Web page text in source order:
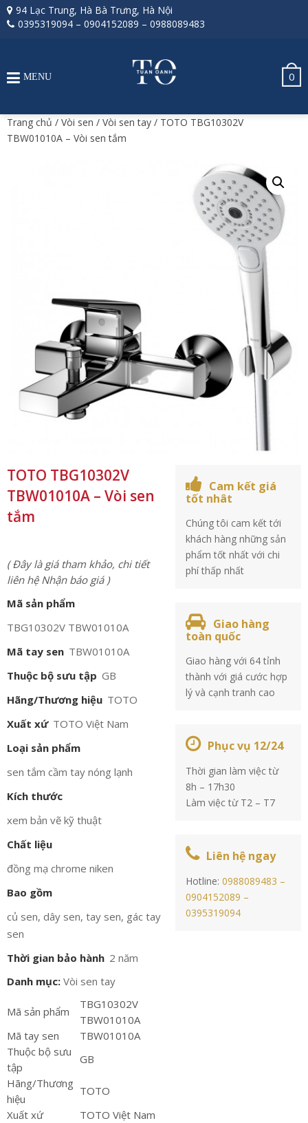
94 Lạc Trung, Hà Bà Trưng, Hà Nội
0395319094 – 0904152089 – 0988089483
0
MENU
Trang chủ / Vòi sen / Vòi sen tay / TOTO TBG10302V
TBW01010A – Vòi sen tắm
TOTO TBG10302V
TBW01010A – Vòi sen
tắm
( Đây là giá tham khảo, chi tiết
liên hệ Nhận báo giá )
Mã sản phẩm
TBG10302V TBW01010A
Mã tay sen TBW01010A
Thuộc bộ sưu tập GB
Hãng/Thương hiệu TOTO
Xuất xứ TOTO Việt Nam
Loại sản phẩm
sen tắm cầm tay nóng lạnh
Kích thước
xem bản vẽ kỹ thuật
Chất liệu
đồng mạ chrome niken
Bao gồm
củ sen, dây sen, tay sen, gác tay
sen
Thời gian bảo hành 2 năm
Danh mục: Vòi sen tay
Mã sản phẩm
TBG10302V
TBW01010A
Mã tay sen
TBW01010A
Thuộc bộ sưu
tập
GB
Hãng/Thương
hiệu
TOTO
Xuất xứ
TOTO Việt Nam
Cam kết giá
tốt nhât
Chúng tôi cam kết tới
khách hàng những sản
phẩm tốt nhất với chi
phí thấp nhất
Giao hàng
toàn quốc
Giao hàng với 64 tỉnh
thành với giá cước hợp
lý và cạnh tranh cao
Phục vụ 12/24
Thời gian làm việc từ
8h – 17h30
Làm việc từ T2 – T7
Liên hệ ngay
Hotline:0988089483 –
0904152089 –
0395319094